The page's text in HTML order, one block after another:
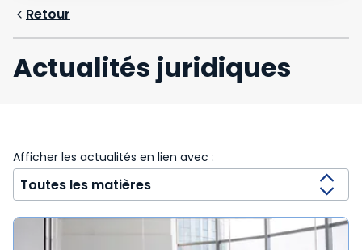
Retour
Actualités juridiques
Afficher les actualités en lien avec :